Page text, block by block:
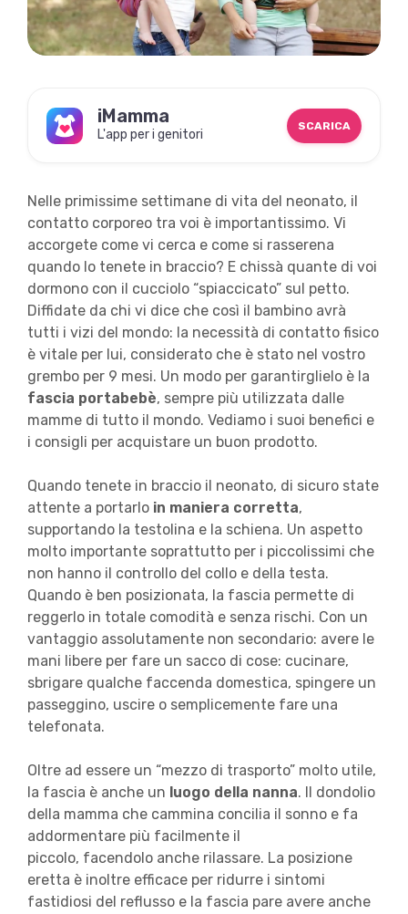
iMamma
L'app per i genitori
SCARICA
Nelle primissime settimane di vita del neonato, il
contatto corporeo tra voi è importantissimo. Vi
accorgete come vi cerca e come si rasserena
quando lo tenete in braccio? E chissà quante di voi
dormono con il cucciolo “spiaccicato” sul petto.
Diffidate da chi vi dice che così il bambino avrà
tutti i vizi del mondo: la necessità di contatto fisico
è vitale per lui, considerato che è stato nel vostro
grembo per 9 mesi. Un modo per garantirglielo è la
fascia portabebè, sempre più utilizzata dalle
mamme di tutto il mondo. Vediamo i suoi benefici e
i consigli per acquistare un buon prodotto.
Quando tenete in braccio il neonato, di sicuro state
attente a portarlo in maniera corretta,
supportando la testolina e la schiena. Un aspetto
molto importante soprattutto per i piccolissimi che
non hanno il controllo del collo e della testa.
Quando è ben posizionata, la fascia permette di
reggerlo in totale comodità e senza rischi. Con un
vantaggio assolutamente non secondario: avere le
mani libere per fare un sacco di cose: cucinare,
sbrigare qualche faccenda domestica, spingere un
passeggino, uscire o semplicemente fare una
telefonata.
Oltre ad essere un “mezzo di trasporto” molto utile,
la fascia è anche un luogo della nanna. Il dondolio
della mamma che cammina concilia il sonno e fa
addormentare più facilmente il
piccolo, facendolo anche rilassare. La posizione
eretta è inoltre efficace per ridurre i sintomi
fastidiosi del reflusso e la fascia pare avere anche